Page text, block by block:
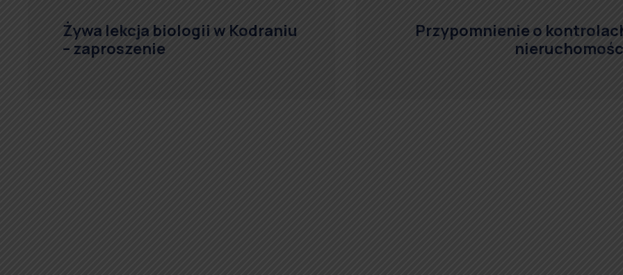
Żywa lekcja biologii w Kodraniu
– zaproszenie
Przypomnienie o